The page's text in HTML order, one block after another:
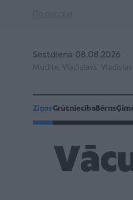
Sestdiena 08.08.2026
Mudīte, Vladislavs,
ZiņasGrūtniecībaBērns